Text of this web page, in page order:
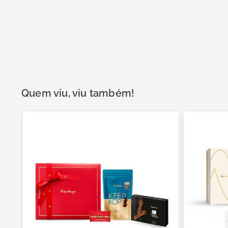
Quem viu, viu também!